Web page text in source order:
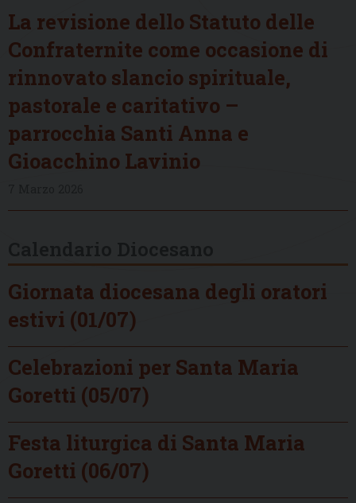
La revisione dello Statuto delle
Confraternite come occasione di
rinnovato slancio spirituale,
pastorale e caritativo –
parrocchia Santi Anna e
Gioacchino Lavinio
Giornata diocesana degli oratori
estivi (01/07)
Celebrazioni per Santa Maria
Goretti (05/07)
Festa liturgica di Santa Maria
Goretti (06/07)